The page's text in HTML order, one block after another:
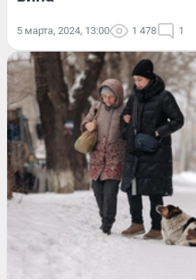
5 марта, 2024, 13:00 1 478 1